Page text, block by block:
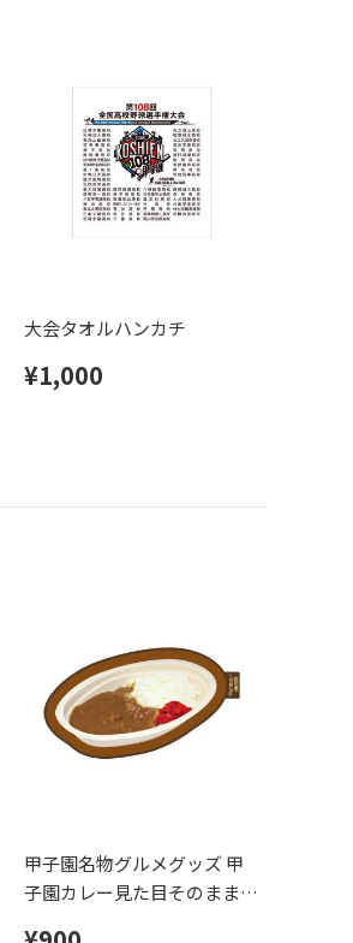
大会タオルハンカチ
¥1,000
甲子園名物グルメグッズ 甲
子園カレー見た目そのまま！